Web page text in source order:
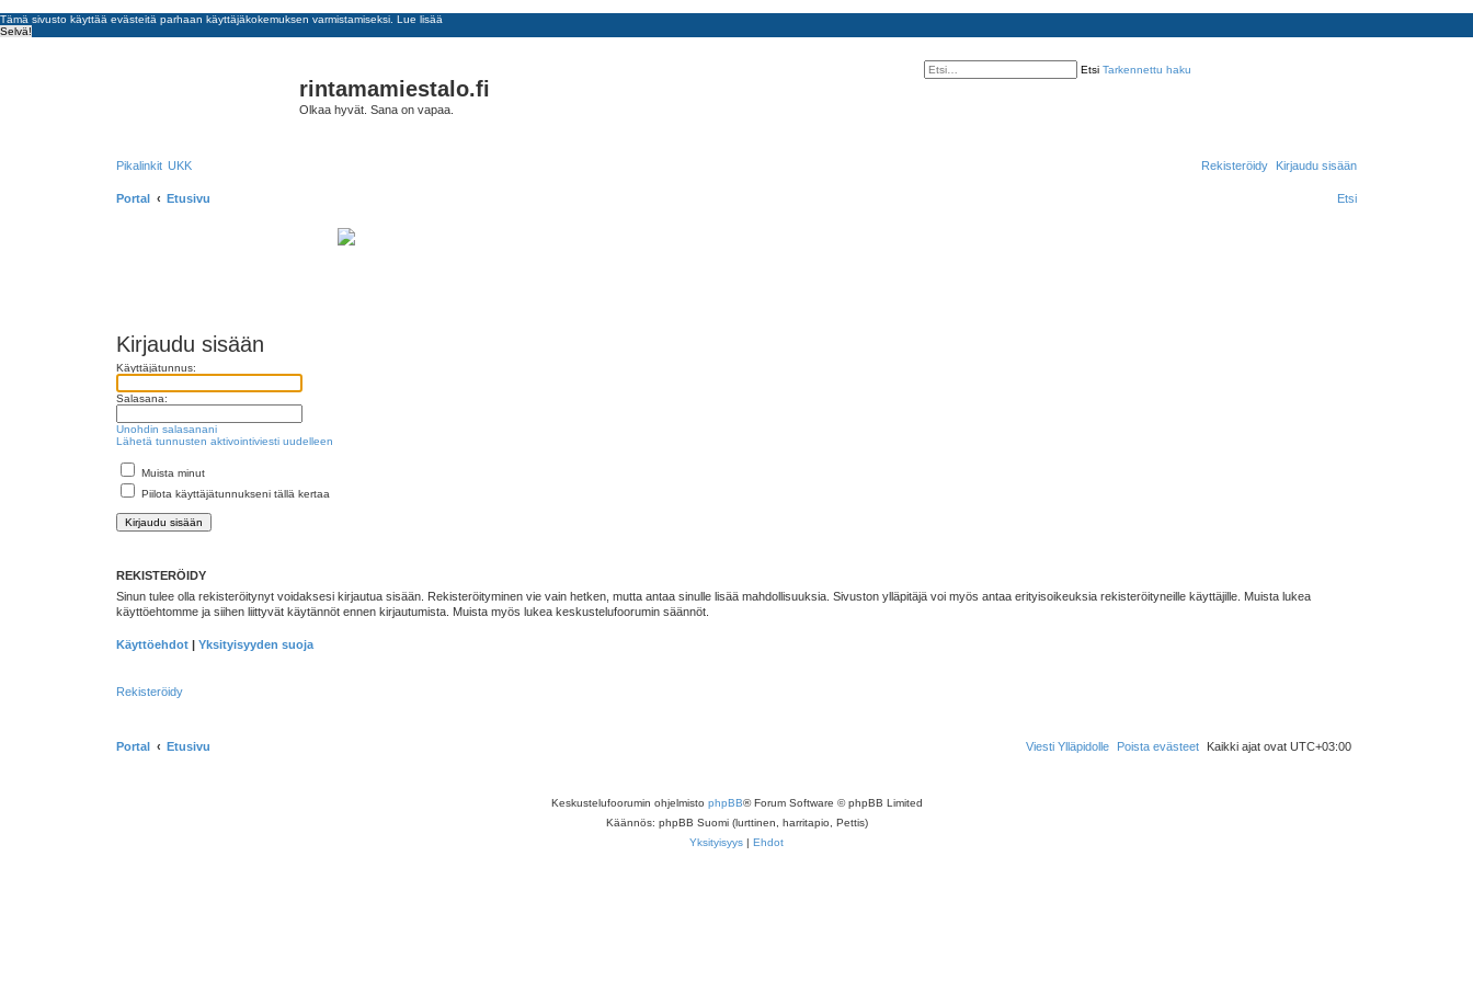
Tämä sivusto käyttää evästeitä parhaan käyttäjäkokemuksen varmistamiseksi. Lue lisää
Selvä!
rintamamiestalo.fi
Olkaa hyvät. Sana on vapaa.
Etsi Tarkennettu haku
Pikalinkit UKK Kirjaudu sisään
Rekisteröidy
Portal Etusivu Etsi
Kirjaudu sisään
Käyttäjätunnus:
Salasana:
Unohdin salasanani
Lähetä tunnusten aktivointiviesti uudelleen
Muista minut
Piilota käyttäjätunnukseni tällä kertaa
REKISTERÖIDY
Sinun tulee olla rekisteröitynyt voidaksesi kirjautua sisään. Rekisteröityminen vie vain hetken, mutta antaa sinulle lisää mahdollisuuksia. Sivuston ylläpitäjä voi myös antaa erityisoikeuksia rekisteröityneille käyttäjille. Muista lukea
käyttöehtomme ja siihen liittyvät käytännöt ennen kirjautumista. Muista myös lukea keskustelufoorumin säännöt.
Käyttöehdot | Yksityisyyden suoja
Rekisteröidy
Portal Etusivu Kaikki ajat ovat UTC+03:00
Poista evästeet
Viesti Ylläpidolle
Keskustelufoorumin ohjelmisto phpBB® Forum Software © phpBB Limited
Käännös: phpBB Suomi (lurttinen, harritapio, Pettis)
Yksityisyys | Ehdot